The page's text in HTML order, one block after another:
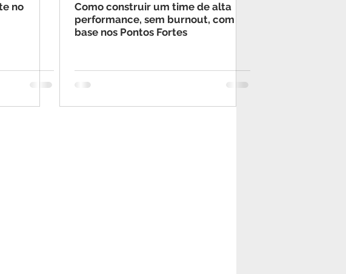
no
Como construir um time de alta
performance, sem burnout, com
base nos Pontos Fortes